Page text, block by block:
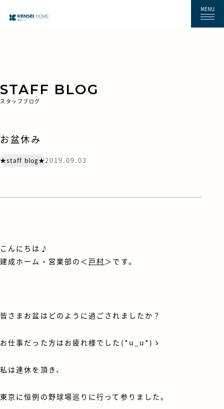
MENU
STAFF BLOG
スタッフブログ
お盆休み
★staff blog★2019.09.03
こんにちは♪
建成ホーム・営業部の＜ 戸村＞です。
皆さまお盆はどのように過ごされましたか？
お仕事だった方はお疲れ様でした(*u_u*)ゝ
私は連休を頂き、
東京に恒例の野球場巡りに行って参りました。